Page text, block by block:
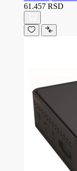
61.457 RSD